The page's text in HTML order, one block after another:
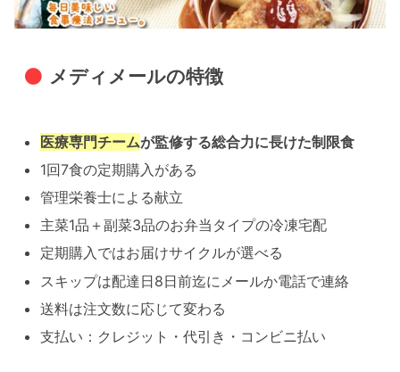
メディメールの特徴
医療専門チームが監修する総合力に長けた制限食
1回7食の定期購入がある
管理栄養士による献立
主菜1品＋副菜3品のお弁当タイプの冷凍宅配
定期購入ではお届けサイクルが選べる
スキップは配達日8日前迄にメールか電話で連絡
送料は注文数に応じて変わる
支払い：クレジット・代引き・コンビニ払い